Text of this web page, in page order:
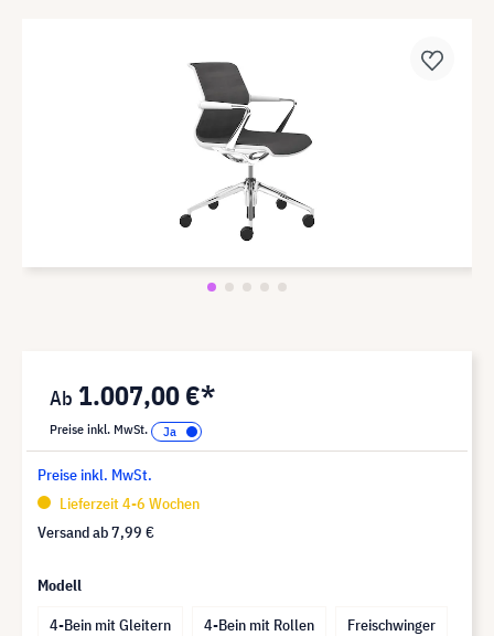
1.007,00 €*
Preise inkl. MwSt.
Preise inkl. MwSt.
Lieferzeit 4-6 Wochen
Versand ab7,99 €
Modell
4-Bein mit Gleitern
4-Bein mit Rollen Freischwinger